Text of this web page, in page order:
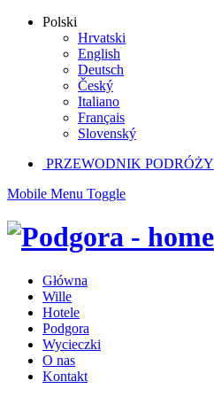
Polski
Hrvatski
English
Deutsch
Český
Italiano
Français
Slovenský
PRZEWODNIK PODRÓŻY
Mobile Menu Toggle
Główna
Wille
Hotele
Podgora
Wycieczki
O nas
Kontakt